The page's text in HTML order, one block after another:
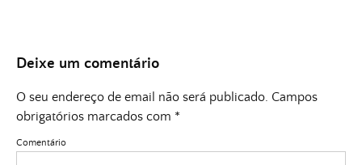
Deixe um comentário
O seu endereço de email não será publicado. Campos
obrigatórios marcados com *
Comentário